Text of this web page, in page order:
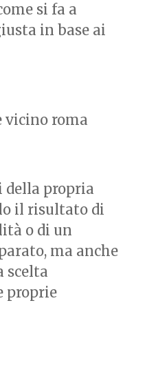
si fa a
in base ai
della propria
il risultato di
o di un
ma anche
scelta
proprie